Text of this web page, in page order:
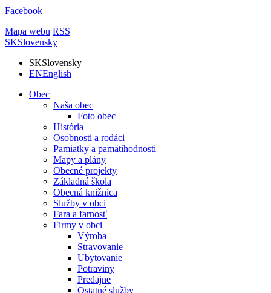
Facebook
Mapa webu RSS
SKSlovensky
SKSlovensky
ENEnglish
Obec
Naša obec
Foto obec
História
Osobnosti a rodáci
Pamiatky a pamätihodnosti
Mapy a plány
Obecné projekty
Základná škola
Obecná knižnica
Služby v obci
Fara a farnosť
Firmy v obci
Výroba
Stravovanie
Ubytovanie
Potraviny
Predajne
Ostatné služby